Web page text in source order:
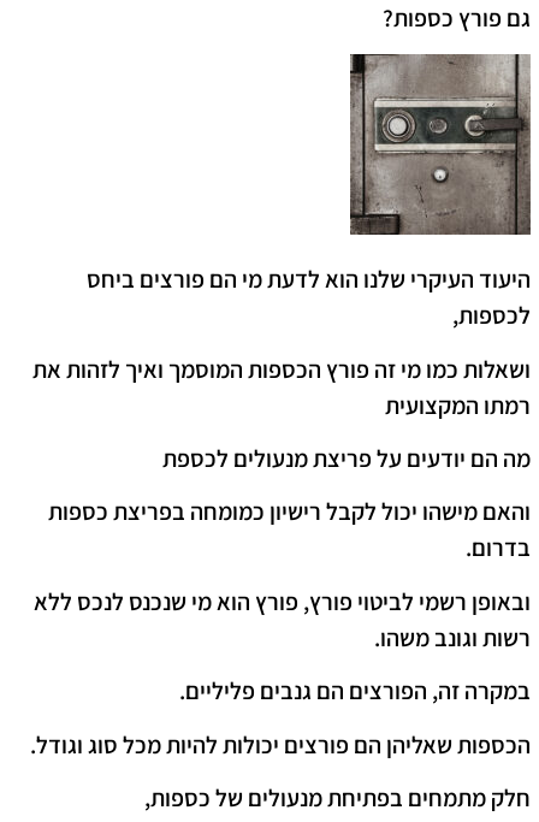
גם פורץ כספות?
היעוד העיקרי שלנו הוא לדעת מי הם פורצים ביחס
לכספות,
ושאלות כמו מי זה פורץ הכספות המוסמך ואיך לזהות את
רמתו המקצועית
מה הם יודעים על פריצת מנעולים לכספת
והאם מישהו יכול לקבל רישיון כמומחה בפריצת כספות
בדרום.
ובאופן רשמי לביטוי פורץ, פורץ הוא מי שנכנס לנכס ללא
רשות וגונב משהו.
במקרה זה, הפורצים הם גנבים פליליים.
הכספות שאליהן הם פורצים יכולות להיות מכל סוג וגודל.
חלק מתמחים בפתיחת מנעולים של כספות,